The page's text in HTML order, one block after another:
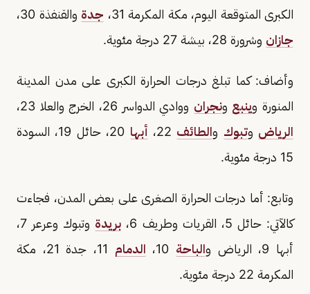
الكبرى المتوقعة اليوم، مكة المكرمة 31،
جدة والقنفذة 30،
جازان وشرورة 28، بيشة 27 درجة مئوية.
وأضاف: كما تبلغ درجات الحرارة الكبرى على مدن المدينة
المنورة وينبع ونجران ووادي الدواسر 26، الخرج والعلا 23،
الرياض وتبوك والطائف أبها
20، حائل 19، السودة
15 درجة مئوية.
وتابع: أما درجات الحرارة الصغرى على بعض المدن، فجاءت
كالآتي: حائل 5، القريات وطريف 6،
بريدة
وتبوك وعرعر 7،
أبها 9، الرياض و
الباحة الدمام
11، جدة 21، مكة
المكرمة 22 درجة مئوية.